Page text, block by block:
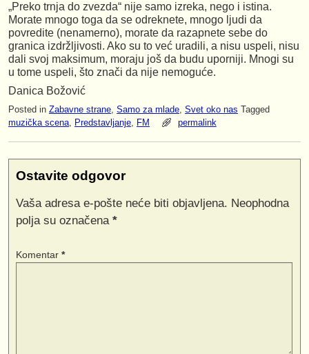
„Preko trnja do zvezda“ nije samo izreka, nego i istina.
Morate mnogo toga da se odreknete, mnogo ljudi da
povredite (nenamerno), morate da razapnete sebe do
granica izdržljivosti. Ako su to već uradili, a nisu uspeli, nisu
dali svoj maksimum, moraju još da budu uporniji. Mnogi su
u tome uspeli, što znači da nije nemoguće.
Danica Božović
Posted in Zabavne strane, Samo za mlade, Svet oko nas Tagged
muzička scena, Predstavljanje, FM permalink
Ostavite odgovor
Vaša adresa e-pošte neće biti objavljena. Neophodna
polja su označena *
Komentar *